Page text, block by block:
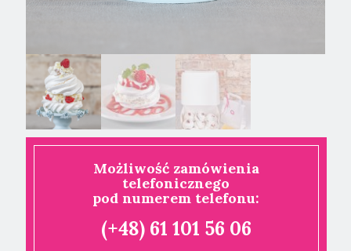
Możliwość zamówienia
telefonicznego
pod numerem telefonu:
(+48) 61 101 56 06